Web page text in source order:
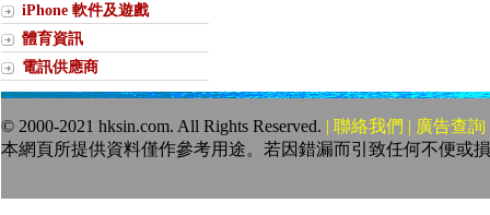
iPhone 軟件及遊戲
體育資訊
電訊供應商
© 2000-2021 hksin.com. All Rights Reserved. | 聯絡我們 | 廣告查詢
本網頁所提供資料僅作參考用途。若因錯漏而引致任何不便或